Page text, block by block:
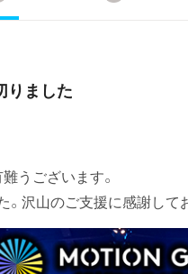
りました
うございます。
沢山のご支援に感謝して